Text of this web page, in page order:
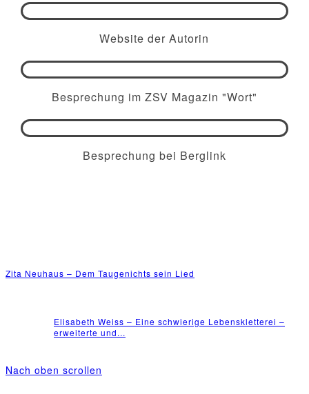
Website der Autorin
Besprechung im ZSV Magazin "Wort"
Besprechung bei Berglink
Zita Neuhaus – Dem Taugenichts sein Lied
Elisabeth Weiss – Eine schwierige Lebenskletterei –
erweiterte und...
Nach oben scrollen